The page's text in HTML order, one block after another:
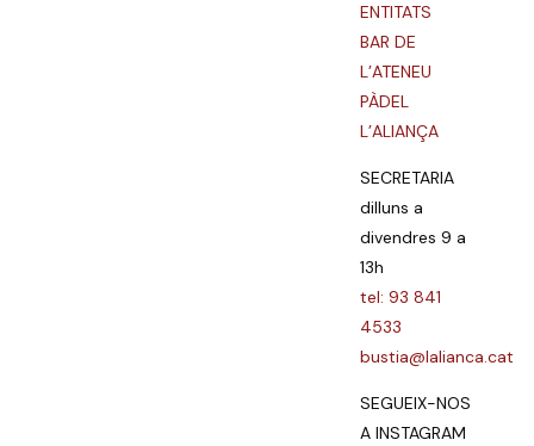
ENTITATS
BAR DE
L’ATENEU
PÀDEL
L’ALIANÇA
SECRETARIA
dilluns a
divendres 9 a
13h
tel: 93 841
4533
bustia@lalianca.cat
SEGUEIX-NOS
A INSTAGRAM